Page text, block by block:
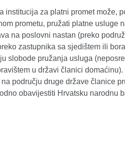
institucija za platni promet može,
prometu, pružati platne usluge
na poslovni nastan (preko
zastupnika sa sjedištem ili
slobode pružanja usluga
u državi članici domaćinu).
području druge države članice
obavijestiti Hrvatsku narodnu